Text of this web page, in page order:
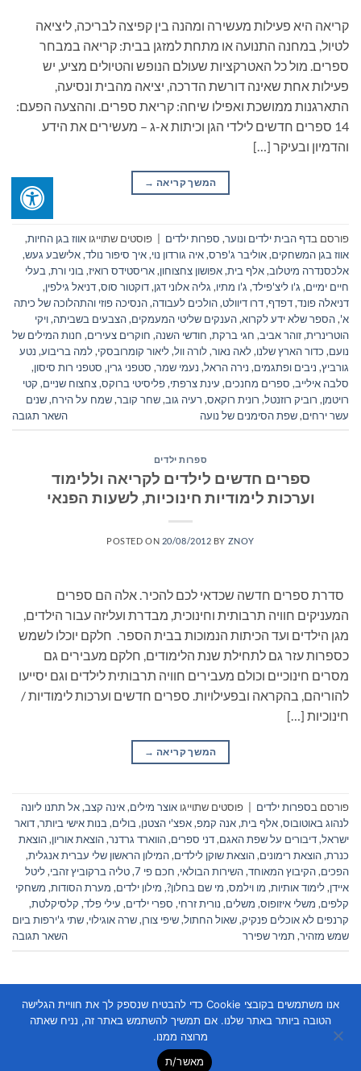
קריאה היא פעילות מעשירה ומהנה בין קפיצה לבריכה, ליציאה
לטיול, במחנה התנועה או מתחת למזגן בבית: קריאה במבחר
ספרים. מול כל האטרקציות שעולם הנופש והטיולים מציע, יש
פעילות אחת שאינה דורשת הדרכה, יציאה מהבית ונסיעה,
התארגנות ממושכת ואפילו שיחה: קריאת ספרים. וההצעה הפעם:
14 ספרים חדשים לילדי הגן וכיתות א-ג – מעשירים את הידע
והדמיון ובעיקר […]
המשך קריאה →
פורסם בדף הבית ילדים ונוער, ספרות ילדים | פוסטים שתוייגו אווז בגן החיות,
אווז בגן המשחקים,אוליבר ג'פרס,איה גורדון נוי,איך סיפור נולד,אלישבע געש,
אלכסנדרה מיטלוב,אלף בית,אפושון צחצוחון,אריסטידס רואיז, בוני ורת, בעלי
חיים ימיים, ג'ו ליצ'פילד, ג'ו מתיו, גליה אלוני דגן,דוקטור סוס,דניאל גילפין,
דניאלה פונד,דפדף,דרו דיוולט,הולכים לעבודה,הנסיכה פוזי והתהלוכה של כיתה
א',הספר שלא ידע לקרוא,הענקים שליטי המעמקים,הצבעים בשביתה,ויקי
הוטרינרית,זוהר אביב, חגי ברקת, חודשי השנה, חוקרים צעירים, חנות המילים של
נועם, כדור הארץ שלנו,לאה נאור,לורה וול,ליאור קומרובסקי,למה בריבוע, נטע
גורביץ, ניבים ופתגמים, נירה הראל, נעמי שמר, סטפני גרין, סטפני רות סיסון,
סלבה אילייב, ספרים מחנכים, עינת צרפתי,פליסיטי ברוקס,צחצוח שניים, קטי
רויטמן, רוביק רוזנטל, רונית רוקאס, רעיה גוב,שחר קובר,שמח על הירח,שנים
עשר ירחים,שפת הסימנים של נועה השאר תגובה
ספרות ילדים
ספרים חדשים לילדים לקריאה וללימוד
וערכות לימודיות חינוכיות, לשעות הפנאי
POSTED ON 20/08/2012 BY ZNOY
סדרת ספרים חדשה שכדאי לכם להכיר. אלה הם ספרים
המעניקים חוויה תרבותית וחינוכית, מבדרת ועליזה עבור הילדים,
מגן הילדים ועד הכיתות הנמוכות בבית הספר. חלקם יוכלו לשמש
כספרות עזר גם לתחילת שנת הלימודים, חלקם מעבירים גם
מסרים חינוכיים וכולם מעבירים חוויה תרבותית לילדים וגם יסייעו
להוריהם, בהקראה ובפעילויות. ספרים חדשים וערכות לימודיות /
חינוכיות […]
המשך קריאה →
פורסם בספרות ילדים פוסטים שתוייגו אוצר מילים,אינה קצב,אל תתנו ליונה
לנהוג באוטובוס,אלף בית,אנה קמפ,אפצ'י הצטנן,בולים,בנות אישי ביותר,דואר
ישראל,דיבורים על שפת האגם,דני ספרים,הווארד גרדנר,הוצאת אוריון,הוצאת
כנרת,הוצאת רימונים,הוצאת שוקן לילדים,המילון הראשון שלי עברית אנגלית,
הפכים,הקיבוץ המאוחד,השירות הבולאי, חכם פי 7 ,טליה ברקוביץ זהבי,ליטל
איידן,לימוד אותיות, מו וילמס, מי שם בחלון?, מילון ילדים, מערת הסודות, משחקי
קלפים, משלי איזופוס, משלים, נורית זרחי, ספרי ילדים, עילי פלד, קלסיקלטת,
קרנפים לא אוכלים פנקיק,שאול החתול,שיפי צורן,שרה אוגילוי,שתי ג'ירפות ביום
שמש מזהיר, תמיר שפירר השאר תגובה
Copyright 2026 ©Flatsome Theme
אנו משתמשים בקובצי Cookie כדי להבטיח שנספק לך את חוויית הגלישה
הטובה ביותר באתר שלנו. אם תמשיך להשתמש באתר זה, נניח שאתה
מרוצה ממנו.
מאשר/ת